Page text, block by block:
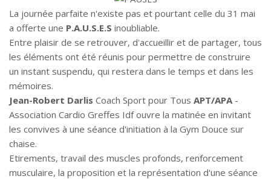
La journée parfaite n'existe pas et pourtant celle du 31 mai
a offerte une P.A.U.S.E.S inoubliable.
Entre plaisir de se retrouver, d'accueillir et de partager, tous
les éléments ont été réunis pour permettre de construire
un instant suspendu, qui restera dans le temps et dans les
mémoires.
Jean-Robert Darlis Coach Sport pour Tous APT/APA -
Association Cardio Greffes Idf ouvre la matinée en invitant
les convives à une séance d'initiation à la Gym Douce sur
chaise.
Etirements, travail des muscles profonds, renforcement
musculaire, la proposition et la représentation d'une séance